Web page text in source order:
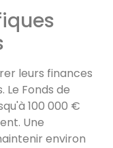
leurs finances
Fonds de
100 000 €
Une
environ